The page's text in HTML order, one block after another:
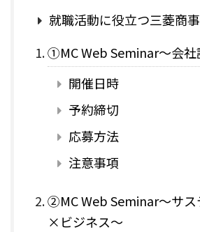
就職活動に役立つ三菱商
①MC Web Seminar～会社
開催日時
予約締切
応募方法
注意事項
②MC Web Seminar～サス
×ビジネス～